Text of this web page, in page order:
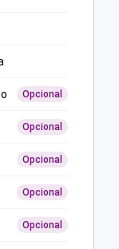
Opcional
Opcional
Opcional
Opcional
Opcional